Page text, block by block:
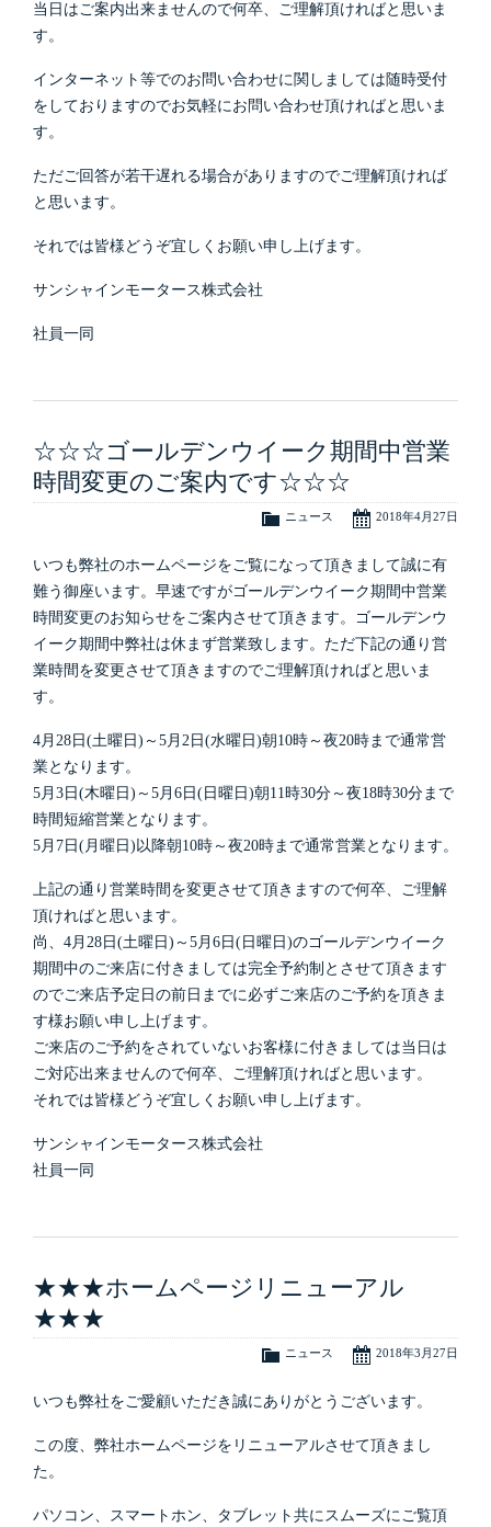
当日はご案内出来ませんので何卒、ご理解頂ければと思いま
す。
インターネット等でのお問い合わせに関しましては随時受付
をしておりますのでお気軽にお問い合わせ頂ければと思いま
す。
ただご回答が若干遅れる場合がありますのでご理解頂ければ
と思います。
それでは皆様どうぞ宜しくお願い申し上げます。
サンシャインモータース株式会社
社員一同
☆☆☆ゴールデンウイーク期間中営業
時間変更のご案内です☆☆☆
2018年4月27日
ニュース
いつも弊社のホームページをご覧になって頂きまして誠に有
難う御座います。早速ですがゴールデンウイーク期間中営業
時間変更のお知らせをご案内させて頂きます。ゴールデンウ
イーク期間中弊社は休まず営業致します。ただ下記の通り営
業時間を変更させて頂きますのでご理解頂ければと思いま
す。
4月28日(土曜日)～5月2日(水曜日)朝10時～夜20時まで通常営
業となります。
5月3日(木曜日)～5月6日(日曜日)朝11時30分～夜18時30分まで
時間短縮営業となります。
5月7日(月曜日)以降朝10時～夜20時まで通常営業となります。
上記の通り営業時間を変更させて頂きますので何卒、ご理解
頂ければと思います。
尚、4月28日(土曜日)～5月6日(日曜日)のゴールデンウイーク
期間中のご来店に付きましては完全予約制とさせて頂きます
のでご来店予定日の前日までに必ずご来店のご予約を頂きま
す様お願い申し上げます。
ご来店のご予約をされていないお客様に付きましては当日は
ご対応出来ませんので何卒、ご理解頂ければと思います。
それでは皆様どうぞ宜しくお願い申し上げます。
サンシャインモータース株式会社
社員一同
★★★ホームページリニューアル
★★★
2018年3月27日
ニュース
いつも弊社をご愛顧いただき誠にありがとうございます。
この度、弊社ホームページをリニューアルさせて頂きまし
た。
パソコン、スマートホン、タブレット共にスムーズにご覧頂